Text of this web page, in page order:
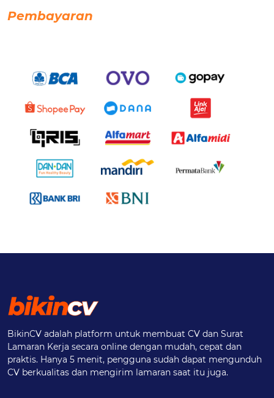
Pembayaran
BikinCV adalah platform untuk membuat CV dan Surat
Lamaran Kerja secara online dengan mudah, cepat dan
praktis. Hanya 5 menit, pengguna sudah dapat mengunduh
CV berkualitas dan mengirim lamaran saat itu juga.